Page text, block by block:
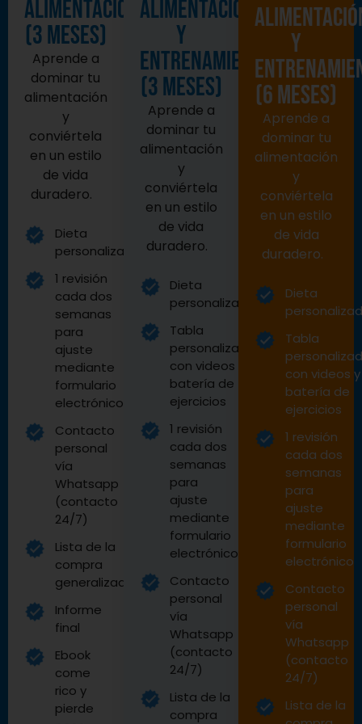
alimentación
(3 meses)
Aprende a
dominar tu
alimentación
y
conviértela
en un estilo
de vida
duradero.
Dieta
personalizada
1 revisión
cada dos
semanas
para
ajuste
mediante
formulario
electrónico
Contacto
personal
vía
Whatsapp
(contacto
24/7)
Lista de la
compra
generalizada
Informe
final
Ebook
come
rico y
pierde
alimentación
y
entrenamiento
(3 meses)
Aprende a
dominar tu
alimentación
y
conviértela
en un estilo
de vida
duradero.
Dieta
personalizada
Tabla
personalizada
con videos y
batería de
ejercicios
1 revisión
cada dos
semanas
para
ajuste
mediante
formulario
electrónico
Contacto
personal
vía
Whatsapp
(contacto
24/7)
Lista de la
compra
y
(6 meses)
Aprende a
dominar tu
alimentación
y
conviértela
en un estilo
de vida
duradero.
Dieta
Tabla
con videos y
batería de
ejercicios
1 revisión
cada dos
semanas
para
ajuste
mediante
formulario
electrónico
Contacto
personal
vía
Whatsapp
(contacto
24/7)
Lista de la